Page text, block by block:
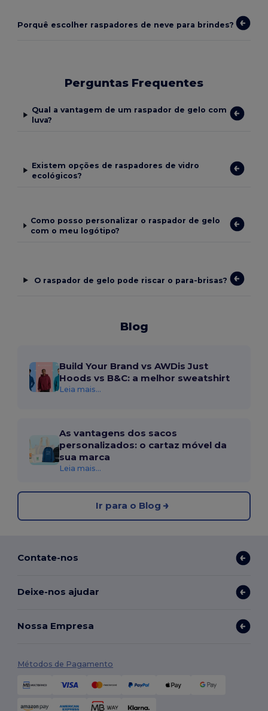
Porquê escolher raspadores de neve para brindes?
Perguntas Frequentes
Qual a vantagem de um raspador de gelo com
luva?
Existem opções de raspadores de vidro
ecológicos?
Como posso personalizar o raspador de gelo
com o meu logótipo?
O raspador de gelo pode riscar o para-brisas?
Blog
Build Your Brand vs AWDis Just
Hoods vs B&C: a melhor sweatshirt
Leia mais...
As vantagens dos sacos
personalizados: o cartaz móvel da
sua marca
Leia mais...
Ir para o Blog
Contate-nos
Deixe-nos ajudar
Nossa Empresa
Métodos de Pagamento